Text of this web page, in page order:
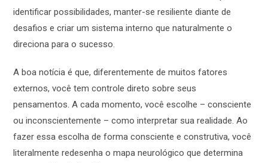
identificar possibilidades, manter-se resiliente diante de
desafios e criar um sistema interno que naturalmente o
direciona para o sucesso.
A boa notícia é que, diferentemente de muitos fatores
externos, você tem controle direto sobre seus
pensamentos. A cada momento, você escolhe – consciente
ou inconscientemente – como interpretar sua realidade. Ao
fazer essa escolha de forma consciente e construtiva, você
literalmente redesenha o mapa neurológico que determina